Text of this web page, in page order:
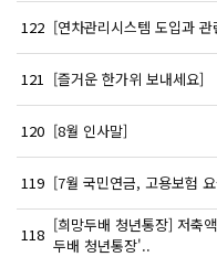
122 [연차관리시스템 도입과
121 [즐거운 한가위 보내세요]
120 [8월 인사말]
119 [7월 국민연금, 고용보험
118 [희망두배 청년통장] 저축
두배 청년통장'..